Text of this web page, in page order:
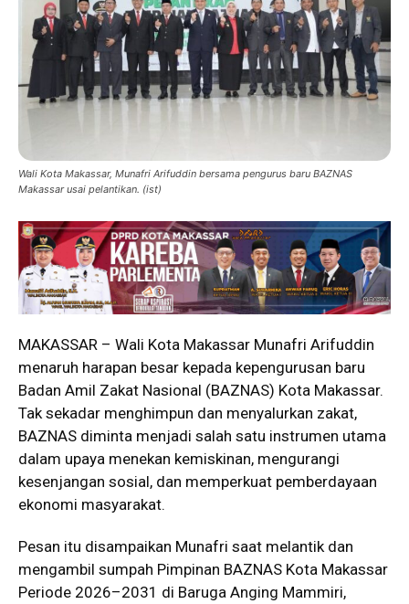
Wali Kota Makassar, Munafri Arifuddin bersama pengurus baru BAZNAS
Makassar usai pelantikan. (ist)
MAKASSAR – Wali Kota Makassar Munafri Arifuddin
menaruh harapan besar kepada kepengurusan baru
Badan Amil Zakat Nasional (BAZNAS) Kota Makassar.
Tak sekadar menghimpun dan menyalurkan zakat,
BAZNAS diminta menjadi salah satu instrumen utama
dalam upaya menekan kemiskinan, mengurangi
kesenjangan sosial, dan memperkuat pemberdayaan
ekonomi masyarakat.
Pesan itu disampaikan Munafri saat melantik dan
mengambil sumpah Pimpinan BAZNAS Kota Makassar
Periode 2026–2031 di Baruga Anging Mammiri,